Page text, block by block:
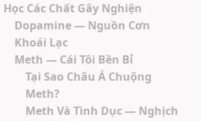
Học Các Chất Gây Nghiện
Dopamine — Nguồn Cơn
Khoái Lạc
Meth — Cái Tôi Bền Bỉ
Tại Sao Châu Á Chuộng
Meth?
Meth Và Tình Dục — Nghịch